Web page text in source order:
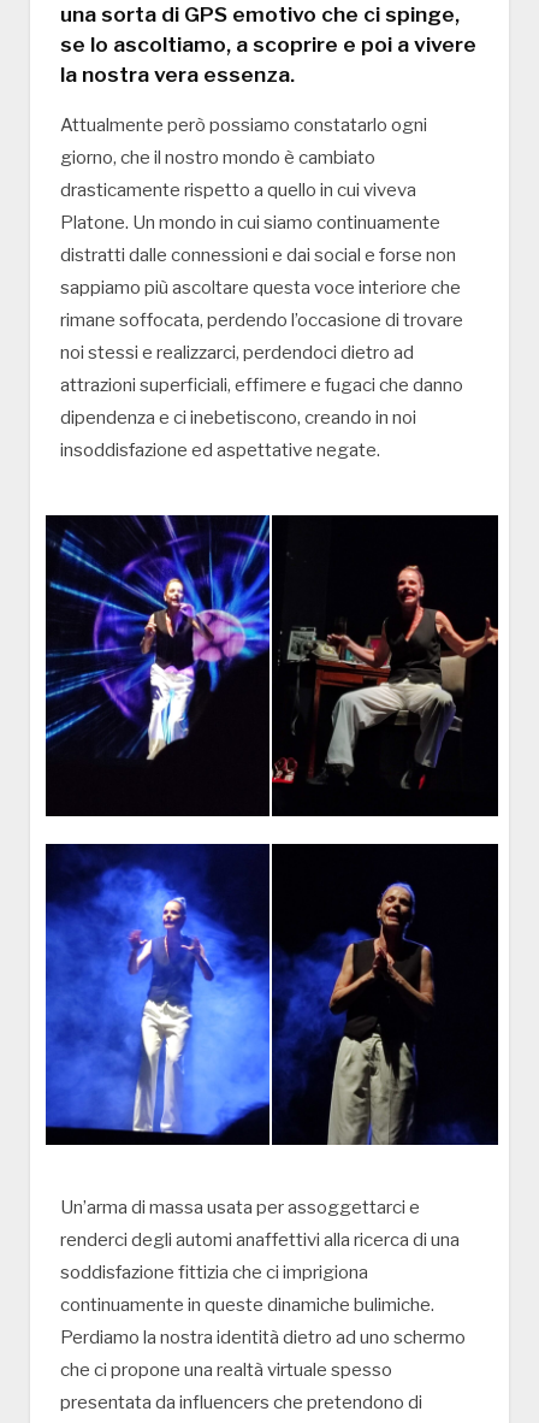
una sorta di GPS emotivo che ci spinge,
se lo ascoltiamo, a scoprire e poi a vivere
la nostra vera essenza.
Attualmente però possiamo constatarlo ogni
giorno, che il nostro mondo è cambiato
drasticamente rispetto a quello in cui viveva
Platone. Un mondo in cui siamo continuamente
distratti dalle connessioni e dai social e forse non
sappiamo più ascoltare questa voce interiore che
rimane soffocata, perdendo l’occasione di trovare
noi stessi e realizzarci, perdendoci dietro ad
attrazioni superficiali, effimere e fugaci che danno
dipendenza e ci inebetiscono, creando in noi
insoddisfazione ed aspettative negate.
Un’arma di massa usata per assoggettarci e
renderci degli automi anaffettivi alla ricerca di una
soddisfazione fittizia che ci imprigiona
continuamente in queste dinamiche bulimiche.
Perdiamo la nostra identità dietro ad uno schermo
che ci propone una realtà virtuale spesso
presentata da influencers che pretendono di